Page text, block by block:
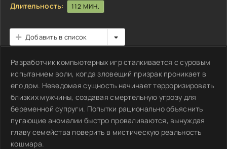
Длительность:
112 МИН.
Добавить в список
Разработчик компьютерных игр сталкивается с суровым
испытанием воли, когда зловещий призрак проникает в
его дом. Неведомая сущность начинает терроризировать
близких мужчины, создавая смертельную угрозу для
беременной супруги. Попытки рационально объяснить
пугающие аномалии быстро проваливаются, вынуждая
главу семейства поверить в мистическую реальность
кошмара.